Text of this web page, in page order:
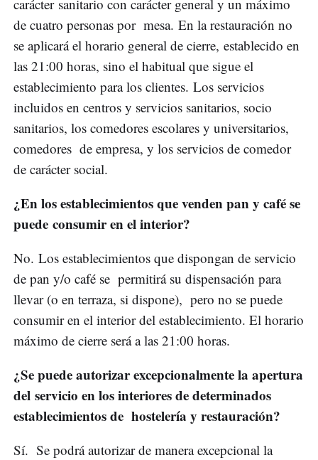
carácter sanitario con carácter general y un máximo
de cuatro personas por mesa. En la restauración no
se aplicará el horario general de cierre, establecido en
las 21:00 horas, sino el habitual que sigue el
establecimiento para los clientes. Los servicios
incluidos en centros y servicios sanitarios, socio
sanitarios, los comedores escolares y universitarios,
comedores de empresa, y los servicios de comedor
de carácter social.
¿En los establecimientos que venden pan y café se
puede consumir en el interior?
No. Los establecimientos que dispongan de servicio
de pan y/o café se permitirá su dispensación para
llevar (o en terraza, si dispone), pero no se puede
consumir en el interior del establecimiento. El horario
máximo de cierre será a las 21:00 horas.
¿Se puede autorizar excepcionalmente la apertura
del servicio en los interiores de determinados
establecimientos de hostelería y restauración?
Sí. Se podrá autorizar de manera excepcional la